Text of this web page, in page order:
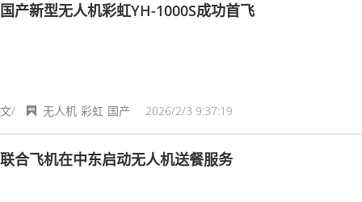
国产新型无人机彩虹YH-1000S成功首飞
文/ 2026/2/3 9:37:19
无人机 彩虹 国产
联合飞机在中东启动无人机送餐服务